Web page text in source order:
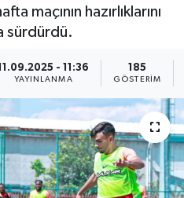
maçının hazırlıklarını
sürdürdü.
- 11:36
YAYINLANMA
185
GÖSTERIM